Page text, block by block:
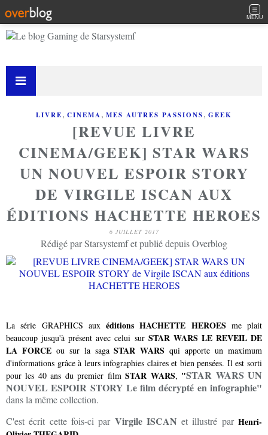
MENU
LIVRE, CINEMA, MES AUTRES PASSIONS, GEEK
[REVUE LIVRE
CINEMA/GEEK] STAR WARS
UN NOUVEL ESPOIR STORY
DE VIRGILE ISCAN AUX
ÉDITIONS HACHETTE HEROES
6 JUILLET 2017
Rédigé par Starsystemf et publié depuis Overblog
La série GRAPHICS aux éditions HACHETTE HEROES me plait
beaucoup jusqu'à présent avec celui surSTAR WARS LE REVEIL DE
LA FORCE ou sur la sagaSTAR WARS qui apporte un maximum
d'informations grâce à leurs infographies claires et bien pensées. Il est sorti
pour les 40 ans du premier filmSTAR WARS, "STAR WARS UN
NOUVEL ESPOIR STORY Le film décrypté en infographie"
dans la même collection.
C'est écrit cette fois-ci par Virgile ISCAN et illustré par Henri-